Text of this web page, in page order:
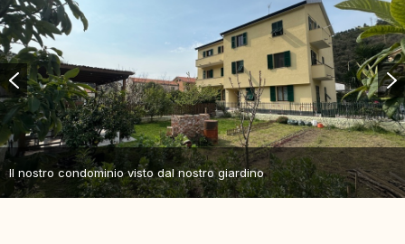
Il nostro condominio visto dal nostro giardino